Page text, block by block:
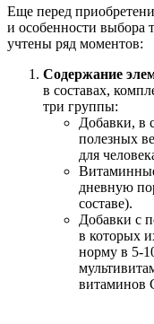
Еще перед
и особенности выбора
учтены ряд моментов:
Содержание
в составах,
три группы:
Добавки, в
полезных
для
дневную
составе).
Добавки с
в которых
норму в 5-
витаминов